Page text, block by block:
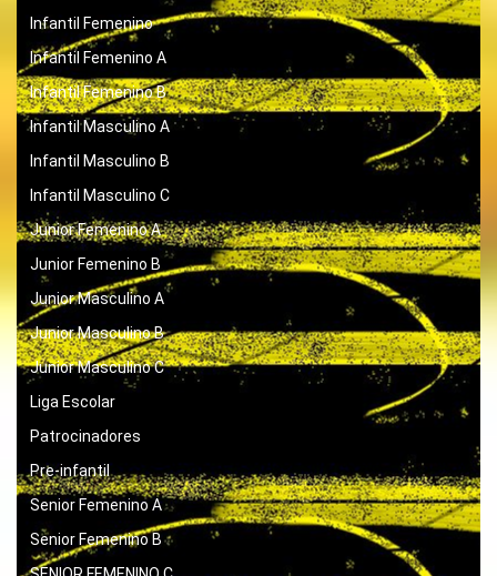
Infantil Femenino
Infantil Femenino A
Infantil Femenino B
Infantil Masculino A
Infantil Masculino B
Infantil Masculino C
Junior Femenino A
Junior Femenino B
Junior Masculino A
Junior Masculino B
Junior Masculino C
Liga Escolar
Patrocinadores
Pre-infantil
Senior Femenino A
Senior Femenino B